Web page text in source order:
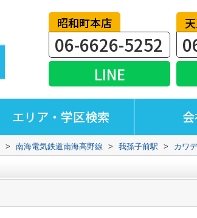
昭和町本店
06-6626-5252
LINE
エリア・学区検索
> 南海電気鉄道南海高野線 > 我孫子前駅 > カワ